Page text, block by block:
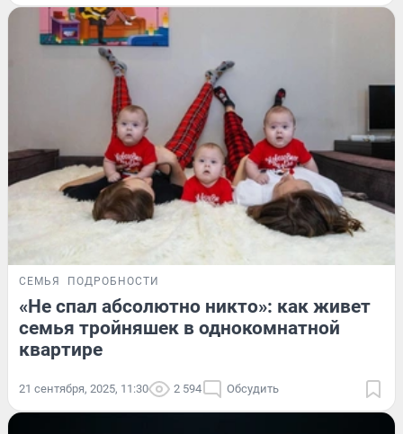
СЕМЬЯ ПОДРОБНОСТИ
«Не спал абсолютно никто»: как живет
семья тройняшек в однокомнатной
квартире
21 сентября, 2025, 11:30 2 594 Обсудить